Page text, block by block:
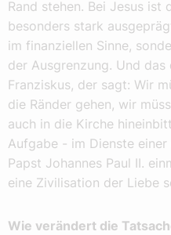
Rand stehen. Bei Jesus ist
besonders stark
im finanziellen Sinne,
der Ausgrenzung. Und
Franziskus, der sagt: Wir
die Ränder gehen, wir
auch in die Kirche
Aufgabe - im Dienste
Papst Johannes Paul II.
eine Zivilisation der Liebe
Wie verändert die